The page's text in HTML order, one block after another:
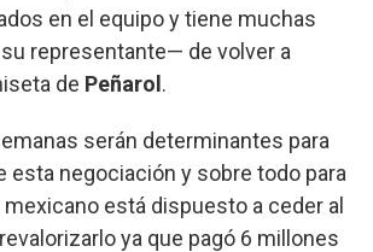
en el equipo y tiene muchas
representante— de volver a
de Peñarol .
serán determinantes para
esta negociación y sobre todo para
está dispuesto a ceder al
ya que pagó 6 millones